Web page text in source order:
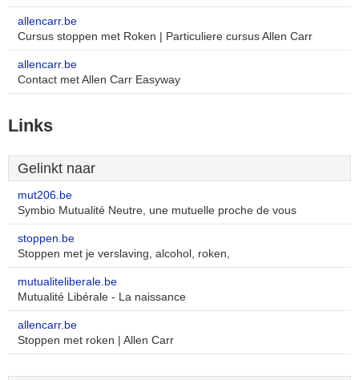
allencarr.be
Cursus stoppen met Roken | Particuliere cursus Allen Carr
allencarr.be
Contact met Allen Carr Easyway
Links
Gelinkt naar
mut206.be
Symbio Mutualité Neutre, une mutuelle proche de vous
stoppen.be
Stoppen met je verslaving, alcohol, roken,
mutualiteliberale.be
Mutualité Libérale - La naissance
allencarr.be
Stoppen met roken | Allen Carr